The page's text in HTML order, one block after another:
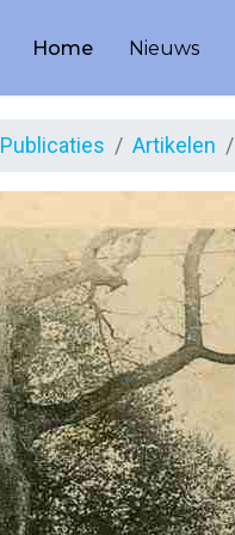
Home Nieuws
Publicaties Artikelen